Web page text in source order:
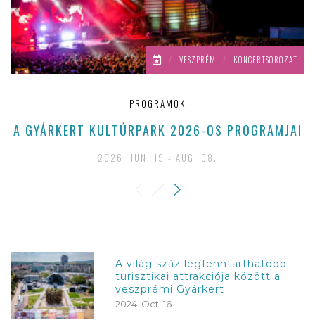
/ VESZPRÉM / KONCERTSOROZAT
PROGRAMOK
A GYÁRKERT KULTÚRPARK 2026-OS PROGRAMJAI
2026. JUN. 19 - AUG. 08.
A világ száz legfenntarthatóbb
turisztikai attrakciója között a
veszprémi Gyárkert
2024. Oct. 16